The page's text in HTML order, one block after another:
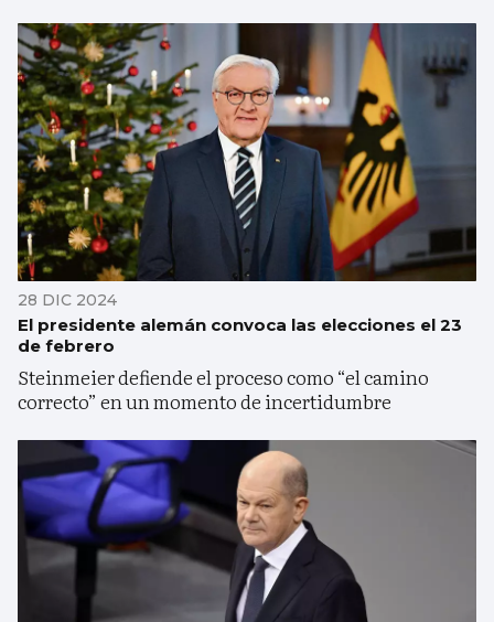
28 DIC 2024
El presidente alemán convoca las elecciones el 23
de febrero
Steinmeier defiende el proceso como “el camino
correcto” en un momento de incertidumbre